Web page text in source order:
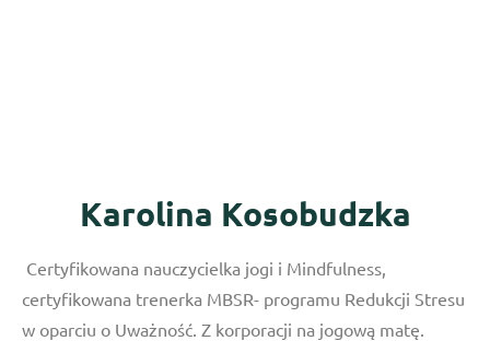
Karolina Kosobudzka
Certyfikowana nauczycielka jogi i Mindfulness,
certyfikowana trenerka MBSR- programu Redukcji Stresu
w oparciu o Uważność. Z korporacji na jogową matę.